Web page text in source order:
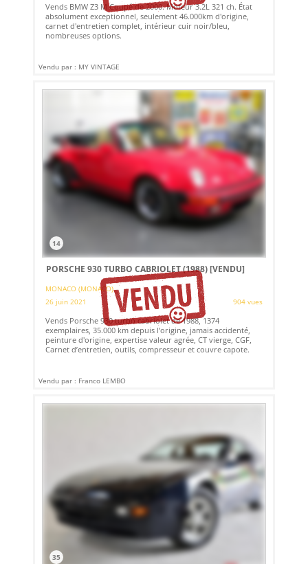
Vends BMW Z3 M Coupé de 2000. Moteur 3.2L 321 ch. État
absolument exceptionnel, seulement 46.000km d'origine,
carnet d'entretien complet, intérieur cuir noir/bleu,
nombreuses options.
Vendu par : MY VINTAGE
14
PORSCHE 930 TURBO CABRIOLET (1988)[VENDU]
MONACO (MONACO)
26 juin 2021
904 vues
Vends Porsche 930 turbo cabriolet de 1988, 1374
exemplaires, 35.000 km depuis l’origine, jamais accidenté,
peinture d'origine, expertise valeur agrée, CT vierge, CGF,
Carnet d’entretien, outils, compresseur et couvre capote.
Vendu par : Franco LEMBO
35